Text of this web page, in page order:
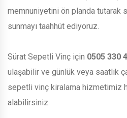
memnuniyetini ön planda tutarak
sunmayı taahhüt ediyoruz.
Sürat Sepetli Vinç için 0505 330
ulaşabilir ve günlük veya saatlik
sepetli vinç kiralama hizmetimiz
alabilirsiniz.